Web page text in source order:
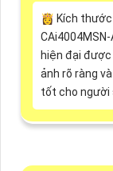
👸 Kích
hiện đại
ảnh rõ ràng
tốt cho người